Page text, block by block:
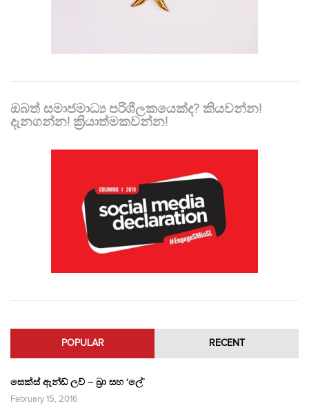
ඔබත් සමාජමාධ්‍ය පරිශීලකයෙක්ද? කියවන්න!
දැනගන්න! ක්‍රියාත්මකවන්න!
POPULAR RECENT
සෙක්ස් ඇන්ඩ් ලව් – බ්‍රා සහ ‘ලේ’
February 15, 2016